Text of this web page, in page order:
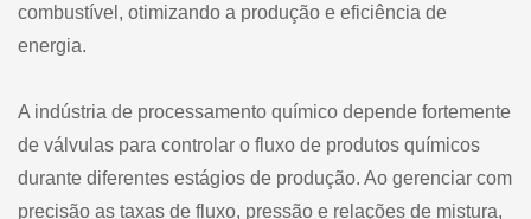
combustível, otimizando a produção e eficiência de
energia.
A indústria de processamento químico depende fortemente
de válvulas para controlar o fluxo de produtos químicos
durante diferentes estágios de produção. Ao gerenciar com
precisão as taxas de fluxo, pressão e relações de mistura,